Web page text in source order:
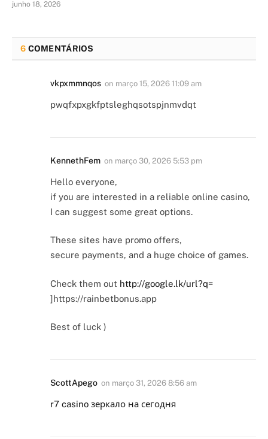
junho 18, 2026
6 COMENTÁRIOS
vkpxmmnqos on março 15, 2026 11:09 am
pwqfxpxgkfptsleghqsotspjnmvdqt
KennethFem on março 30, 2026 5:53 pm
Hello everyone,
if you are interested in a reliable online casino,
I can suggest some great options.
These sites have promo offers,
secure payments, and a huge choice of games.
Check them out http://google.lk/url?q=
]https://rainbetbonus.app
Best of luck )
ScottApego on março 31, 2026 8:56 am
r7 casino зеркало на сегодня